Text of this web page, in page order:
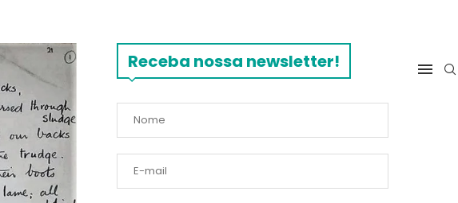
Receba nossa newsletter!